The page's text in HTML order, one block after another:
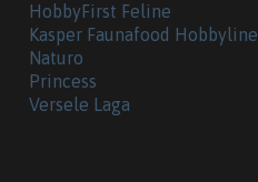
HobbyFirst Feline
Kasper Faunafood Hobbyline
Naturo
Princess
Versele Laga